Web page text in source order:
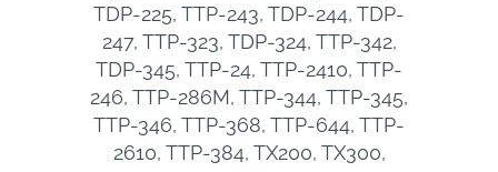
TDP-225, TTP-243, TDP-244, TDP-
247, TTP-323, TDP-324, TTP-342,
TDP-345, TTP-24, TTP-2410, TTP-
246, TTP-286M, TTP-344, TTP-345,
TTP-346, TTP-368, TTP-644, TTP-
2610, TTP-384, TX200, TX300,